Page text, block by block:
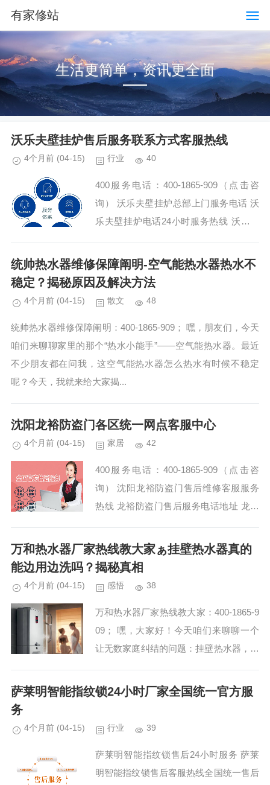
有家修站
生活更简单，资讯更全面
沃乐夫壁挂炉售后服务联系方式客服热线
4个月前 (04-15) 行业 40
400服务电话：400-1865-909（点击咨
询） 沃乐夫壁挂炉总部上门服务电话 沃
乐夫壁挂炉电话24小时服务热线 沃乐夫
0-1865-909（点击咨询...
统帅热水器维修保障阐明-空气能热水器热水不
稳定？揭秘原因及解决方法
4个月前 (04-15) 散文 48
统帅热水器维修保障阐明：400-1865-909； 嘿，朋友们，今天
咱们来聊聊家里的那个“热水小能手”——空气能热水器。最近
不少朋友都在问我，这空气能热水器怎么热水有时候不稳定
呢？今天，我就来给大家揭...
沈阳龙裕防盗门各区统一网点客服中心
4个月前 (04-15) 家居 42
400服务电话：400-1865-909（点击咨
询） 沈阳龙裕防盗门售后维修客服服务
热线 龙裕防盗门售后服务电话地址 龙裕
一网站专线受理中心：(1)400-18...
万和热水器厂家热线教大家ぁ挂壁热水器真的
能边用边洗吗？揭秘真相
4个月前 (04-15) 感悟 38
万和热水器厂家热线教大家：400-1865-9
09； 嘿，大家好！今天咱们来聊聊一个
让无数家庭纠结的问题：挂壁热水器，它
时感觉家里那台挂壁热水器都有点冤枉
萨莱明智能指纹锁24小时厂家全国统一官方服
务
4个月前 (04-15) 行业 39
萨莱明智能指纹锁售后24小时服务 萨莱
明智能指纹锁售后客服热线全国统一售后